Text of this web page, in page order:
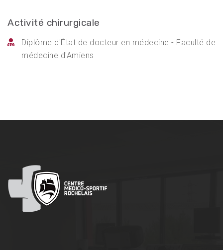
Activité chirurgicale
Diplôme d'État de docteur en médecine - Faculté de
médecine d'Amiens